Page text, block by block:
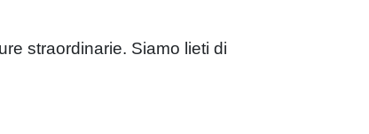
straordinarie. Siamo lieti di